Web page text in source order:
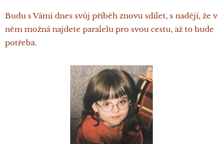
Budu s Vámi dnes svůj příběh znovu sdílet, s nadějí, že v
něm možná najdete paralelu pro svou cestu, až to bude
potřeba.